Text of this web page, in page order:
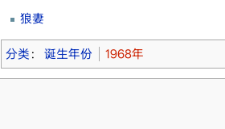
狼妻
分类 ： 诞生年份 1968年